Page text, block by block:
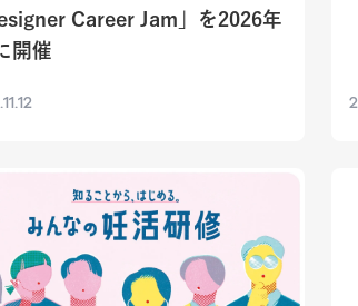
Career Jam」を2026年
開催